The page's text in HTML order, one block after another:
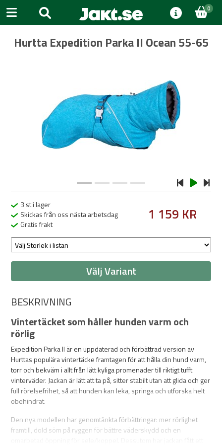
0
Hurtta Expedition Parka II Ocean 55-65
Previous
3 st i lager
Skickas från oss nästa arbetsdag
Gratis frakt
1 159 KR
Välj Variant
BESKRIVNING
Vintertäcket som håller hunden varm och
rörlig
Expedition Parka II är en uppdaterad och förbättrad version av
Hurttas populära vintertäcke framtagen för att hålla din hund varm,
torr och bekväm i allt från lätt kyliga promenader till riktigt tufft
vinterväder. Jackan är lätt att ta på, sitter stabilt utan att glida och ger
full rörelsefrihet, så att hunden kan leka, springa och utforska helt
obehindrat.
Den nya modellen har genomtänkta förbättringar: mer rörlighet
framtill, dold söm på ryggen för bättre väderskydd och en